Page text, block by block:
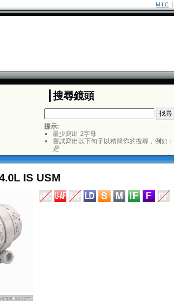
MILC
搜尋鏡頭
提示:
最少寫出 2字母
嘗試寫出以下句子以精簡你的搜尋，例如：
是
IS USM